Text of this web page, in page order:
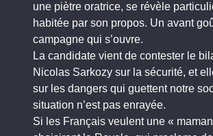
une piètre oratrice, se révèle
habitée par son propos. Un avant
campagne qui s’ouvre.
La candidate vient de contester le
Nicolas Sarkozy sur la sécurité, et
sur les dangers qui guettent notre
situation n’est pas enrayée.
Si les Français veulent une «